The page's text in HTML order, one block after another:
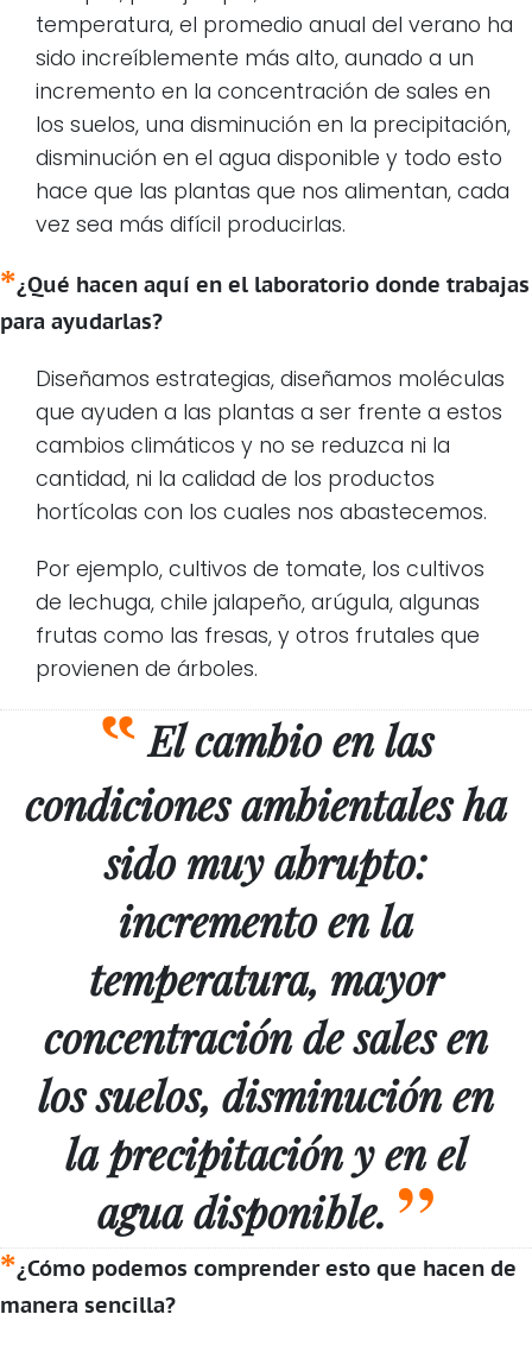
temperatura, el promedio anual del verano ha
sido increíblemente más alto, aunado a un
incremento en la concentración de sales en
los suelos, una disminución en la precipitación,
disminución en el agua disponible y todo esto
hace que las plantas que nos alimentan, cada
vez sea más difícil producirlas.
¿Qué hacen aquí en el laboratorio donde trabajas
para ayudarlas?
Diseñamos estrategias, diseñamos moléculas
que ayuden a las plantas a ser frente a estos
cambios climáticos y no se reduzca ni la
cantidad, ni la calidad de los productos
hortícolas con los cuales nos abastecemos.
Por ejemplo, cultivos de tomate, los cultivos
de lechuga, chile jalapeño, arúgula, algunas
frutas como las fresas, y otros frutales que
provienen de árboles.
El cambio en las
condiciones ambientales ha
sido muy abrupto:
incremento en la
temperatura, mayor
concentración de sales en
los suelos, disminución en
la precipitación y en el
agua disponible.
¿Cómo podemos comprender esto que hacen de
manera sencilla?